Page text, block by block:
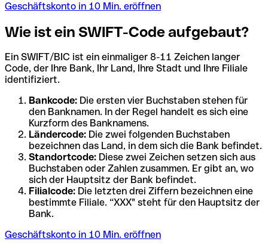
Geschäftskonto in 10 Min. eröffnen
Wie ist ein SWIFT-Code aufgebaut?
Ein SWIFT/BIC ist ein einmaliger 8-11 Zeichen langer
Code, der Ihre Bank, Ihr Land, Ihre Stadt und Ihre Filiale
identifiziert.
Bankcode: Die ersten vier Buchstaben stehen für
den Banknamen. In der Regel handelt es sich eine
Kurzform des Banknamens.
Ländercode: Die zwei folgenden Buchstaben
bezeichnen das Land, in dem sich die Bank befindet.
Standortcode: Diese zwei Zeichen setzen sich aus
Buchstaben oder Zahlen zusammen. Er gibt an, wo
sich der Hauptsitz der Bank befindet.
Filialcode: Die letzten drei Ziffern bezeichnen eine
bestimmte Filiale. “XXX" steht für den Hauptsitz der
Bank.
Geschäftskonto in 10 Min. eröffnen